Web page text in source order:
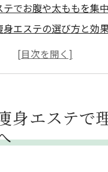
テでお腹や太ももを集
身エステの選び方と効
ック施術でむくみ改善
ディバ施術で体質改善
に選べる痩身エステの
テはお悩み部位に合わ
身エステで